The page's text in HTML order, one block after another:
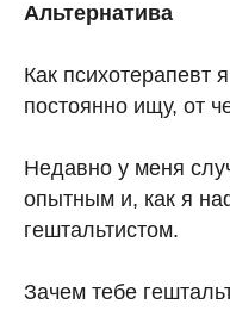
Альтернатива
Как психотерапевт
постоянно ищу, от
Недавно у меня
опытным и, как я
гештальтистом.
Зачем тебе